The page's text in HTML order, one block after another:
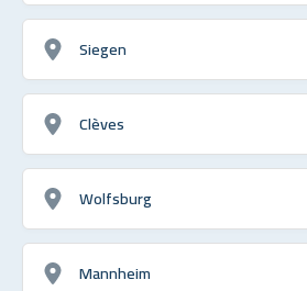
Siegen
Clèves
Wolfsburg
Mannheim